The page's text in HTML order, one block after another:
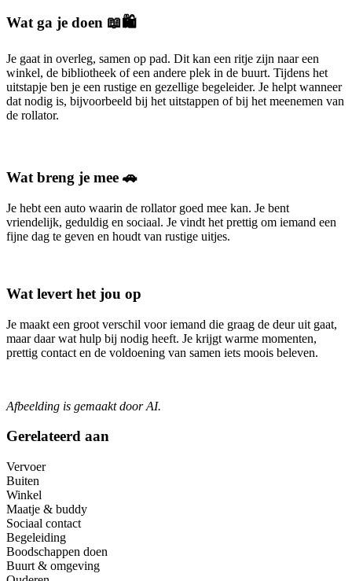
Wat ga je doen 📖🛍️
Je gaat in overleg, samen op pad. Dit kan een ritje zijn naar een
winkel, de bibliotheek of een andere plek in de buurt. Tijdens het
uitstapje ben je een rustige en gezellige begeleider. Je helpt wanneer
dat nodig is, bijvoorbeeld bij het uitstappen of bij het meenemen van
de rollator.
Wat breng je mee 🚗
Je hebt een auto waarin de rollator goed mee kan. Je bent
vriendelijk, geduldig en sociaal. Je vindt het prettig om iemand een
fijne dag te geven en houdt van rustige uitjes.
Wat levert het jou op
Je maakt een groot verschil voor iemand die graag de deur uit gaat,
maar daar wat hulp bij nodig heeft. Je krijgt warme momenten,
prettig contact en de voldoening van samen iets moois beleven.
Afbeelding is gemaakt door AI.
Gerelateerd aan
Vervoer
Buiten
Winkel
Maatje & buddy
Sociaal contact
Begeleiding
Boodschappen doen
Buurt & omgeving